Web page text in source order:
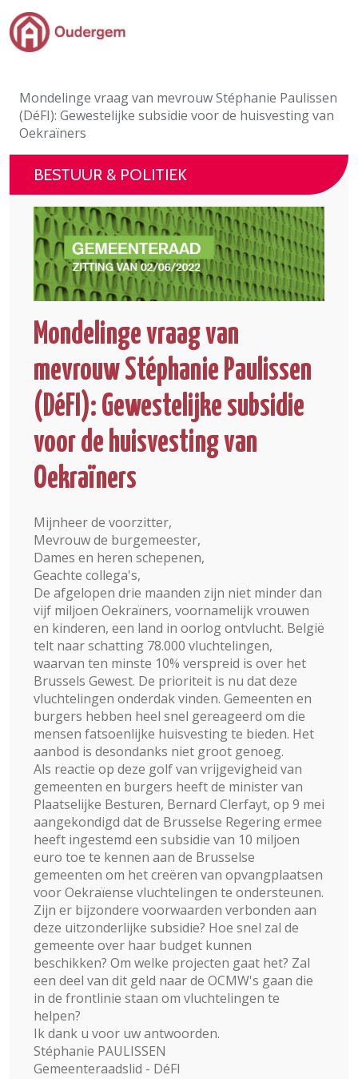
Ga naar de hoofdinhoud
Evenementen & Verenigingen
eLoket
Leven in Oudergem
In 1 klik
Mondelinge vraag van mevrouw Stéphanie Paulissen
(DéFI): Gewestelijke subsidie voor de huisvesting van
Oekraïners
BESTUUR & POLITIEK
Mondelinge vraag van
mevrouw Stéphanie Paulissen
(DéFI): Gewestelijke subsidie
voor de huisvesting van
Oekraïners
Mijnheer de voorzitter,
Mevrouw de burgemeester,
Dames en heren schepenen,
Geachte collega's,
De afgelopen drie maanden zijn niet minder dan
vijf miljoen Oekraïners, voornamelijk vrouwen
en kinderen, een land in oorlog ontvlucht. België
telt naar schatting 78.000 vluchtelingen,
waarvan ten minste 10% verspreid is over het
Brussels Gewest. De prioriteit is nu dat deze
vluchtelingen onderdak vinden. Gemeenten en
burgers hebben heel snel gereageerd om die
mensen fatsoenlijke huisvesting te bieden. Het
aanbod is desondanks niet groot genoeg.
Als reactie op deze golf van vrijgevigheid van
gemeenten en burgers heeft de minister van
Plaatselijke Besturen, Bernard Clerfayt, op 9 mei
aangekondigd dat de Brusselse Regering ermee
heeft ingestemd een subsidie van 10 miljoen
euro toe te kennen aan de Brusselse
gemeenten om het creëren van opvangplaatsen
voor Oekraïense vluchtelingen te ondersteunen.
Zijn er bijzondere voorwaarden verbonden aan
deze uitzonderlijke subsidie? Hoe snel zal de
gemeente over haar budget kunnen
beschikken? Om welke projecten gaat het? Zal
een deel van dit geld naar de OCMW's gaan die
in de frontlinie staan om vluchtelingen te
helpen?
Ik dank u voor uw antwoorden.
Stéphanie PAULISSEN
Gemeenteraadslid - DéFI